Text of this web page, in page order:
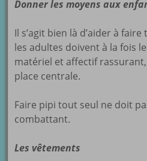
Donner les moyens aux
Il s’agit bien là d’aider à
les adultes doivent à la fois
matériel et affectif
place centrale.
Faire pipi tout seul ne doit
combattant.
Les vêtements